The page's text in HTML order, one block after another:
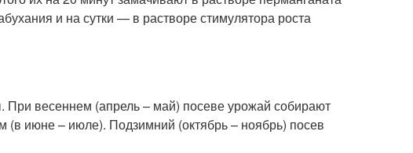
и на сутки — в растворе стимулятора роста
весеннем (апрель – май) посеве урожай собирают
(в июне – июле). Подзимний (октябрь – ноябрь) посев